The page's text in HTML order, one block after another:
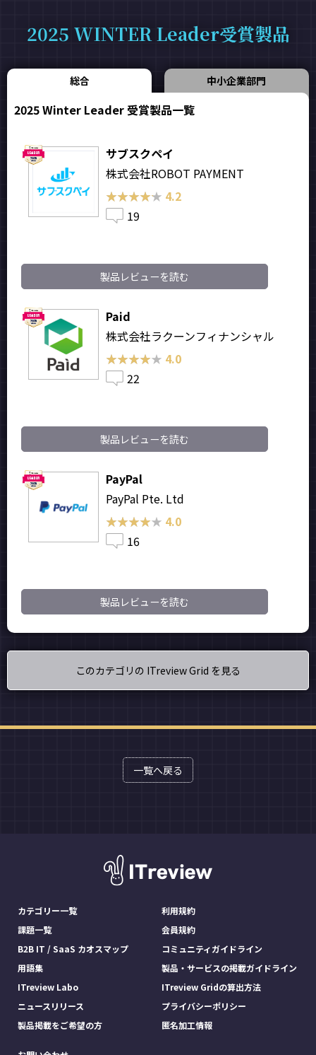
2025 WINTER Leader受賞製品
総合 中小企業部門
2025 Winter Leader 受賞製品一覧
サブスクペイ
株式会社ROBOT PAYMENT
★★★★★
★★★★★ 4.2
19
製品レビューを読む
Paid
株式会社ラクーンフィナンシャル
★★★★★
★★★★★ 4.0
22
製品レビューを読む
PayPal
PayPal Pte. Ltd
★★★★★
★★★★★ 4.0
16
製品レビューを読む
このカテゴリの ITreview Grid を見る
一覧へ戻る
カテゴリー一覧
課題一覧
B2B IT / SaaS カオスマップ
用語集
ITreview Labo
ニュースリリース
製品掲載をご希望の方
利用規約
会員規約
コミュニティガイドライン
製品・サービスの掲載ガイドライン
ITreview Gridの算出方法
プライバシーポリシー
匿名加工情報